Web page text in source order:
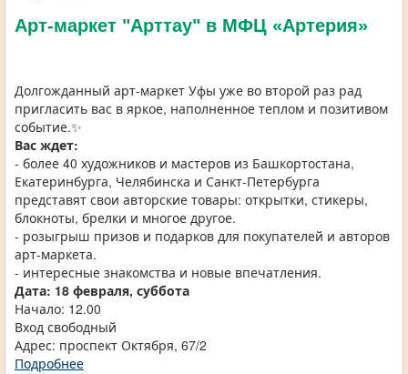
Арт-маркет "Арттау" в МФЦ «Артерия»
Долгожданный арт-маркет Уфы уже во второй раз рад
пригласить вас в яркое, наполненное теплом и позитивом
событие.✨
Вас ждет:
- более 40 художников и мастеров из Башкортостана,
Екатеринбурга, Челябинска и Санкт-Петербурга
представят свои авторские товары: открытки, стикеры,
блокноты, брелки и многое другое.
- розыгрыш призов и подарков для покупателей и авторов
арт-маркета.
- интересные знакомства и новые впечатления.
Дата: 18 февраля, суббота
Начало: 12.00
Вход свободный
Адрес: проспект Октября, 67/2
Подробнее